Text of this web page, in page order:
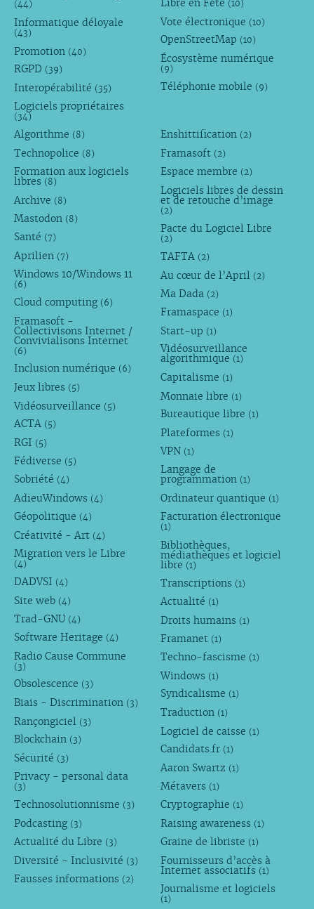
(44)
Informatique déloyale
(43)
Promotion (40)
RGPD (39)
Interopérabilité (35)
Logiciels propriétaires
(34)
Libre en Fête (10)
Vote électronique (10)
OpenStreetMap (10)
Écosystème numérique
(9)
Téléphonie mobile (9)
Algorithme (8)
Technopolice (8)
Formation aux logiciels
libres (8)
Archive (8)
Mastodon (8)
Santé (7)
Aprilien (7)
Windows 10/Windows 11
(6)
Cloud computing (6)
Framasoft -
Collectivisons Internet /
Convivialisons Internet
(6)
Inclusion numérique (6)
Jeux libres (5)
Vidéosurveillance (5)
ACTA (5)
RGI (5)
Fédiverse (5)
Sobriété (4)
AdieuWindows (4)
Géopolitique (4)
Créativité - Art (4)
Migration vers le Libre
(4)
DADVSI (4)
Site web (4)
Trad-GNU (4)
Software Heritage (4)
Radio Cause Commune
(3)
Obsolescence (3)
Biais - Discrimination (3)
Rançongiciel (3)
Blockchain (3)
Sécurité (3)
Privacy - personal data
(3)
Technosolutionnisme (3)
Podcasting (3)
Actualité du Libre (3)
Diversité - Inclusivité (3)
Fausses informations (2)
Enshittification (2)
Framasoft (2)
Espace membre (2)
Logiciels libres de dessin
et de retouche d’image
(2)
Pacte du Logiciel Libre
(2)
TAFTA (2)
Au cœur de l’April (2)
Ma Dada (2)
Framaspace (1)
Start-up (1)
Vidéosurveillance
algorithmique (1)
Capitalisme (1)
Monnaie libre (1)
Bureautique libre (1)
Plateformes (1)
VPN (1)
Langage de
programmation (1)
Ordinateur quantique (1)
Facturation électronique
(1)
Bibliothèques,
médiathèques et logiciel
libre (1)
Transcriptions (1)
Actualité (1)
Droits humains (1)
Framanet (1)
Techno-fascisme (1)
Windows (1)
Syndicalisme (1)
Traduction (1)
Logiciel de caisse (1)
Candidats.fr (1)
Aaron Swartz (1)
Métavers (1)
Cryptographie (1)
Raising awareness (1)
Graine de libriste (1)
Fournisseurs d’accès à
Internet associatifs (1)
Journalisme et logiciels
(1)